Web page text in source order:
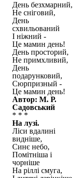
День безхмарний,
Не сніговий,
День
схвильований
І ніжний -
Це мамин день!
День просторий,
Не примхливий,
День
подарунковий,
Сюрпризный -
Це мамин день!
Автор: М. Р.
Садовський
* * *
На лузі.
Ліси вдалині
видніше,
Синє небо,
Помітніша і
чорніше
На ріллі смуга,